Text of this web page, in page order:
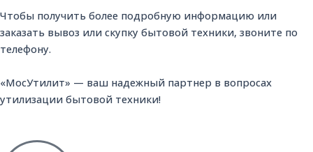
Чтобы получить более подробную информацию или
заказать вывоз или скупку бытовой техники, звоните по
телефону.
«МосУтилит» — ваш надежный партнер в вопросах
утилизации бытовой техники!